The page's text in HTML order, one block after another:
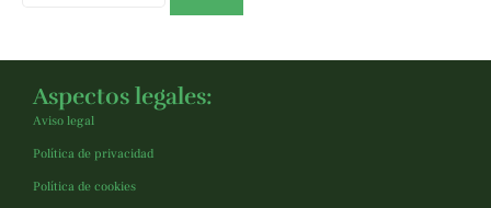
Aspectos legales:
Aviso legal
Política de privacidad
Política de cookies